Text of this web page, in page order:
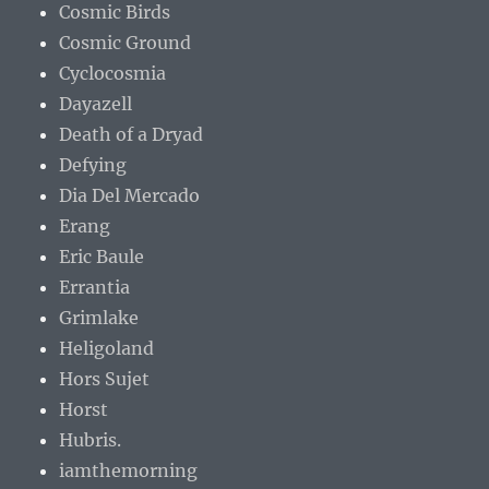
Cosmic Birds
Cosmic Ground
Cyclocosmia
Dayazell
Death of a Dryad
Defying
Dia Del Mercado
Erang
Eric Baule
Errantia
Grimlake
Heligoland
Hors Sujet
Horst
Hubris.
iamthemorning